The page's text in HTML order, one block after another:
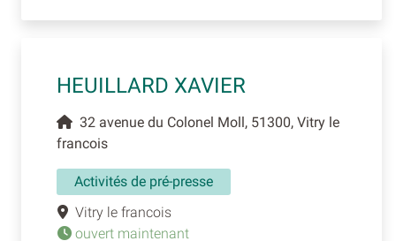
HEUILLARD XAVIER
32 avenue du Colonel Moll, 51300, Vitry le
francois
Activités de pré-presse
Vitry le francois
ouvert maintenant